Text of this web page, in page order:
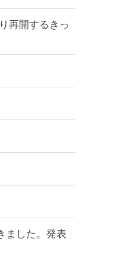
再開するきっ
ました。発表